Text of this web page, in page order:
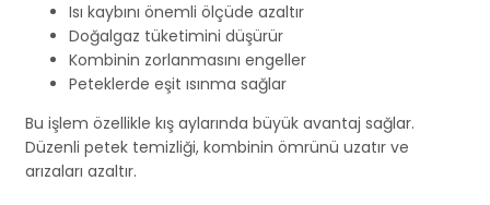
Isı kaybını önemli ölçüde azaltır
Doğalgaz tüketimini düşürür
Kombinin zorlanmasını engeller
Peteklerde eşit ısınma sağlar
Bu işlem özellikle kış aylarında büyük avantaj sağlar.
Düzenli petek temizliği, kombinin ömrünü uzatır ve
arızaları azaltır.